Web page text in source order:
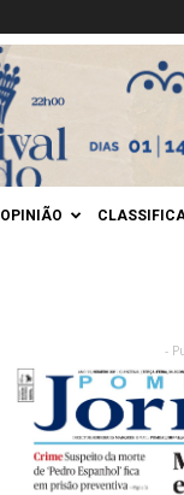
OPINIÃO
-